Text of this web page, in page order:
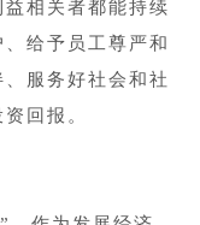
相关者都能持续
给予员工尊严和
服务好社会和社
回报。